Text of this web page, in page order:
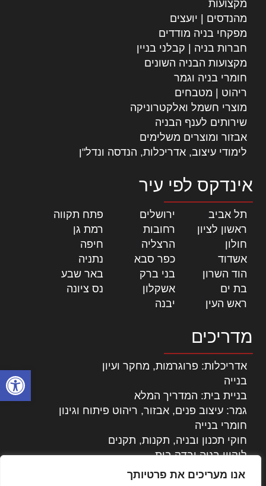
פתח
אנו מעריכים את פרטיותך
מקצועות
מהנדסים | יועצים
מפקחי בניה מודדים
חברות בניה | קבלני בניין
מקצועות הבניה השונים
חומרי בניה וגמר
ריהוט | מטבחים
מוצרי חשמל ואלקטרוניקה
שירותים לענף הבניה
אבזור ומוצרים משלימים
לימודי עיצוב, אדריכלות, הנדסה ונדל"ן
אינדקס לפי עיר
תל אביב ירושלים פתח תקווה
ראשון לציון
רחובות רמת גן
חולון
הרצליה חיפה
אשדוד
כפר סבא נתניה
הוד השרון
בני ברק באר שבע
בת ים
אשקלון נס ציונה
ראש העין
יבנה
מדריכים
אדריכלות: פרוגרמות, מחקר ועיון
בנייה
בניית בית: המדריך המלא
גמר: עיצוב פנים, אבזור, ריהוט פיתוח וגינון
חומרי בנייה
חוקי תכנון ובניה, תקנות, תקנים
ליקויי בניה ובדק בית
נדל"ן: זכויות, אגרות ועסקאות